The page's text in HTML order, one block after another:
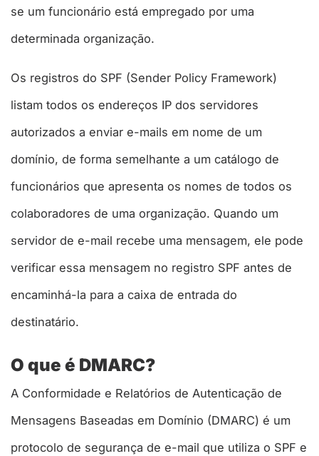
se um funcionário está empregado por uma
determinada organização.
Os registros do SPF (Sender Policy Framework)
listam todos os endereços IP dos servidores
autorizados a enviar e-mails em nome de um
domínio, de forma semelhante a um catálogo de
funcionários que apresenta os nomes de todos os
colaboradores de uma organização. Quando um
servidor de e-mail recebe uma mensagem, ele pode
verificar essa mensagem no registro SPF antes de
encaminhá-la para a caixa de entrada do
destinatário.
O que é DMARC?
A Conformidade e Relatórios de Autenticação de
Mensagens Baseadas em Domínio (DMARC) é um
protocolo de segurança de e-mail que utiliza o SPF e